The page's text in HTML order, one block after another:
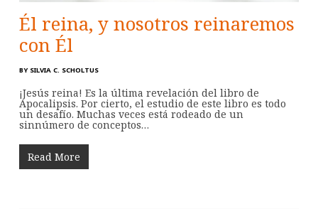
Él reina, y nosotros reinaremos
con Él
BY SILVIA C. SCHOLTUS
¡Jesús reina! Es la última revelación del libro de
Apocalipsis. Por cierto, el estudio de este libro es todo
un desafío. Muchas veces está rodeado de un
sinnúmero de conceptos…
Read More